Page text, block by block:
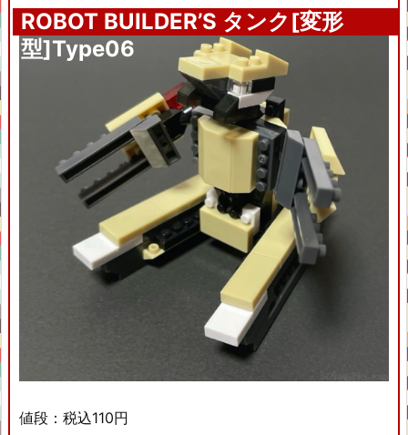
ROBOT BUILDER’S タンク[変形
型]Type06
値段：税込110円